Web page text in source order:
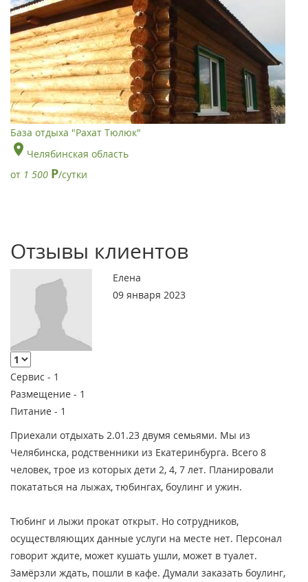
База отдыха "Рахат Тюлюк"
Челябинская область
от 1 500 Р/сутки
Отзывы клиентов
Елена
09 января 2023
Сервис - 1
Размещение - 1
Питание - 1
Приехали отдыхать 2.01.23 двумя семьями. Мы из
Челябинска, родственники из Екатеринбурга. Всего 8
человек, трое из которых дети 2, 4, 7 лет. Планировали
покататься на лыжах, тюбингах, боулинг и ужин.
Тюбинг и лыжи прокат открыт. Но сотрудников,
осуществляющих данные услуги на месте нет. Персонал
говорит ждите, может кушать ушли, может в туалет.
Замёрзли ждать, пошли в кафе. Думали заказать боулинг,